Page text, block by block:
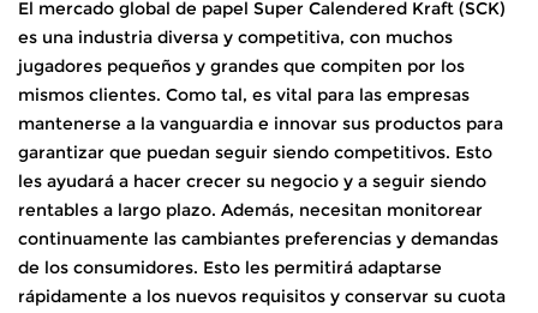
El mercado global de papel Super Calendered Kraft (SCK)
es una industria diversa y competitiva, con muchos
jugadores pequeños y grandes que compiten por los
mismos clientes. Como tal, es vital para las empresas
mantenerse a la vanguardia e innovar sus productos para
garantizar que puedan seguir siendo competitivos. Esto
les ayudará a hacer crecer su negocio y a seguir siendo
rentables a largo plazo. Además, necesitan monitorear
continuamente las cambiantes preferencias y demandas
de los consumidores. Esto les permitirá adaptarse
rápidamente a los nuevos requisitos y conservar su cuota